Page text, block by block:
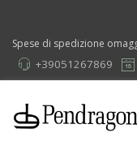
Spese di spedizione
+39051267869